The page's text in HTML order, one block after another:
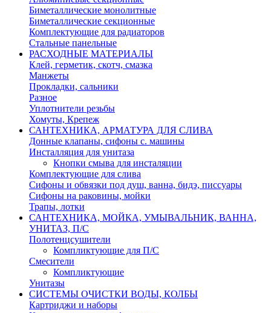
Биметаллические монолитные
Биметаллические секционные
Комплектующие для радиаторов
Стальные панельные
РАСХОДНЫЕ МАТЕРИАЛЫ
Клей, герметик, скотч, смазка
Манжеты
Прокладки, сальники
Разное
Уплотнители резьбы
Хомуты, Крепеж
САНТЕХНИКА, АРМАТУРА ДЛЯ СЛИВА
Донные клапаны, сифоны с. машины
Инсталляция для унитаза
Кнопки смыва для инсталяции
Комплектующие для слива
Сифоны и обвязки под душ, ванна, бидэ, писсуары
Сифоны на раковины, мойки
Трапы, лотки
САНТЕХНИКА, МОЙКА, УМЫВАЛЬНИК, ВАННА,
УНИТАЗ, П/С
Полотенцсушители
Компликтующие для П/С
Смесители
Компликтующие
Унитазы
СИСТЕМЫ ОЧИСТКИ ВОДЫ, КОЛБЫ
Картриджи и наборы